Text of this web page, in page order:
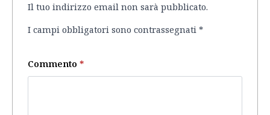
Il tuo indirizzo email non sarà pubblicato.
I campi obbligatori sono contrassegnati *
Commento *